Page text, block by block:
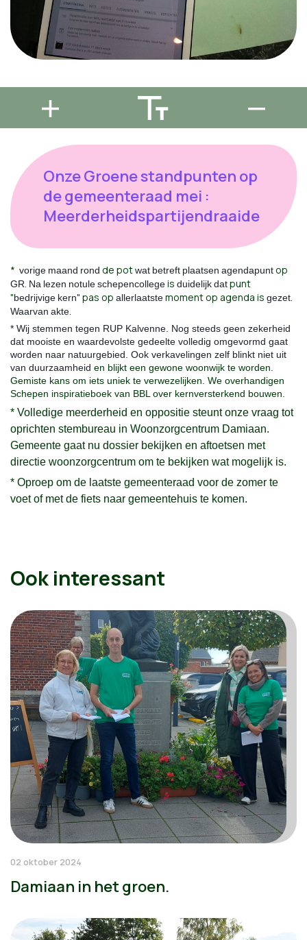
Onze Groene standpunten op
de gemeenteraad mei :
Meerderheidspartijendraaide
* vorige maand rond de potwat betreft plaatsen agendapuntop
GR. Na lezen notuleschepencollegeis duidelijkdatpunt
"bedrijvige kern" pas op allerlaatstemoment op agenda is gezet.
Waarvan akte.
* Wij stemmen tegen RUP Kalvenne. Nog steeds geen zekerheid
dat mooiste en waardevolste gedeelte volledig omgevormd gaat
worden naar natuurgebied. Ook verkavelingen zelf blinkt niet uit
van duurzaamheid en blijkt een gewone woonwijk te worden.
Gemiste kans om iets uniek te verwezelijken. We overhandigen
Schepen inspiratieboek van BBL over kernversterkend bouwen.
* Volledige meerderheid en oppositie steunt onze vraag tot
oprichten stembureau in Woonzorgcentrum Damiaan.
Gemeente gaat nu dossier bekijken en aftoetsen met
directie woonzorgcentrum om te bekijken wat mogelijk is.
* Oproep om de laatste gemeenteraad voor de zomer te
voet of met de fiets naar gemeentehuis te komen.
Ook interessant
02 oktober 2024
Damiaan in het groen.